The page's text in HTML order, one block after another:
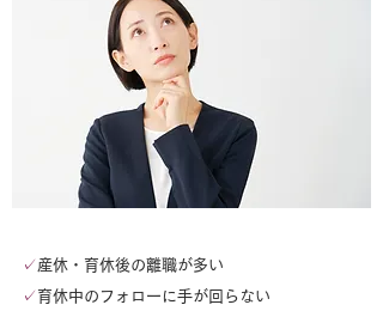
✓産休・育休後の離職が多い
✓育休中のフォローに手が回らない